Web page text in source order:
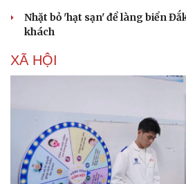
Nhặt bỏ 'hạt sạn' để làng biển
khách
XÃ HỘI